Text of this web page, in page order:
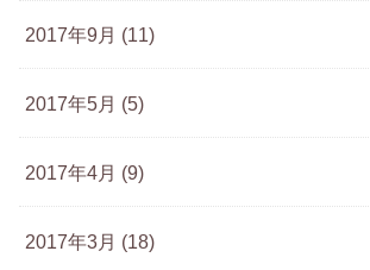
2017年9月 (11)
2017年5月 (5)
2017年4月 (9)
2017年3月 (18)